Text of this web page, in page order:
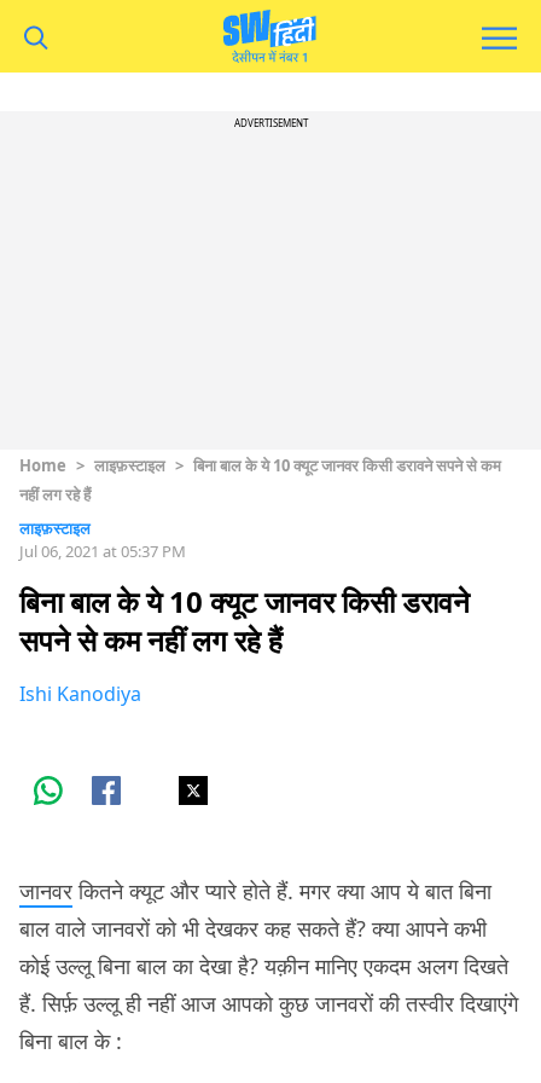
ADVERTISEMENT
Home > लाइफ़स्टाइल > बिना बाल के ये 10 क्यूट जानवर किसी डरावने सपने से कम
नहीं लग रहे हैं
लाइफ़स्टाइल
Jul 06, 2021 at 05:37 PM
बिना बाल के ये 10 क्यूट जानवर किसी डरावने
सपने से कम नहीं लग रहे हैं
Ishi Kanodiya
जानवरकितने क्यूट और प्यारे होते हैं. मगर क्या आप ये बात बिना
बाल वाले जानवरों को भी देखकर कह सकते हैं? क्या आपने कभी
कोई उल्लू बिना बाल का देखा है? यक़ीन मानिए एकदम अलग दिखते
हैं. सिर्फ़ उल्लू ही नहीं आज आपको कुछ जानवरों की तस्वीर दिखाएंगे
बिना बाल के :